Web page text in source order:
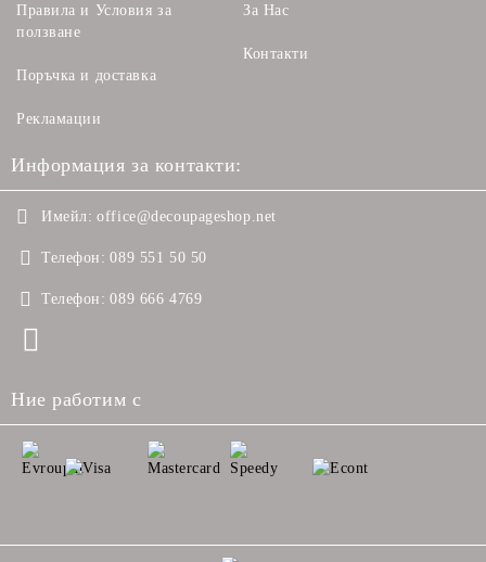
Правила и Условия за
ползване
Поръчка и доставка
Рекламации
За Нас
Контакти
Информация за контакти:
Имейл: office@decoupageshop.net
Телефон: 089 551 50 50
Телефон: 089 666 4769
Ние работим с